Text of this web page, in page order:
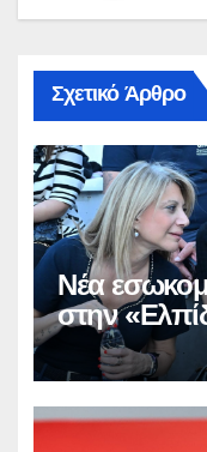
Σχετικό Άρθρο
Νέα
στην